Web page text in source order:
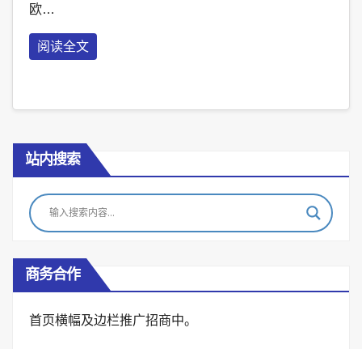
欧…
阅读全文
站内搜索
商务合作
首页横幅及边栏推广招商中。